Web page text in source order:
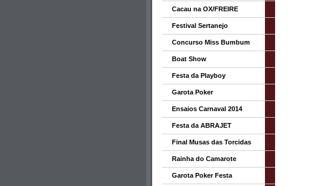
Cacau na OX/FREIRE
Festival Sertanejo
Concurso Miss Bumbum
Boat Show
Festa da Playboy
Garota Poker
Ensaios Carnaval 2014
Festa da ABRAJET
Final Musas das Torcidas
Rainha do Camarote
Garota Poker Festa